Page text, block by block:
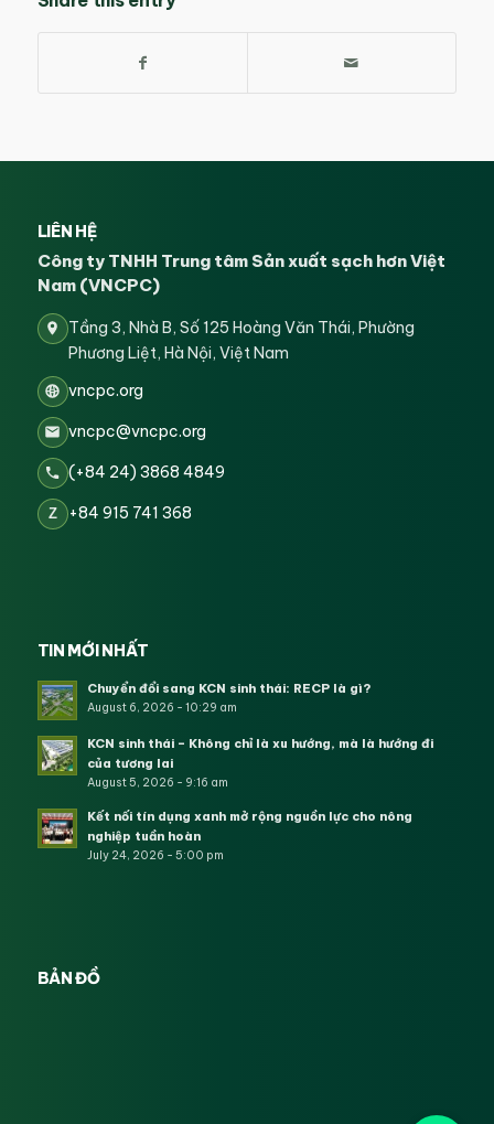
LIÊN HỆ
Công ty TNHH Trung tâm Sản xuất sạch hơn Việt
Nam (VNCPC)
Tầng 3, Nhà B, Số 125 Hoàng Văn Thái, Phường
Phương Liệt, Hà Nội, Việt Nam
vncpc.org
vncpc@vncpc.org
(+84 24) 3868 4849
Z +84 915 741 368
TIN MỚI NHẤT
Chuyển đổi sang KCN sinh thái: RECP là gì?
August 6, 2026 - 10:29 am
KCN sinh thái – Không chỉ là xu hướng, mà là hướng đi
của tương lai
August 5, 2026 - 9:16 am
Kết nối tín dụng xanh mở rộng nguồn lực cho nông
nghiệp tuần hoàn
July 24, 2026 - 5:00 pm
BẢN ĐỒ